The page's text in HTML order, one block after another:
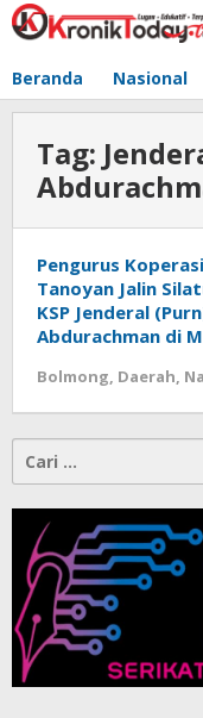
Lewati
ke
Beranda Nasional
Tag:
Pengurus
Tanoyan Jalin
KSP Jenderal
Abdurachman di
Bolmong, Daerah,
Cari
untuk: